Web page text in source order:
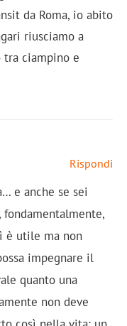
da Roma, io abito
riusciamo a
ciampino e
Rispondi
e anche se sei
è utile ma non
impegnare il
quanto una
non deve